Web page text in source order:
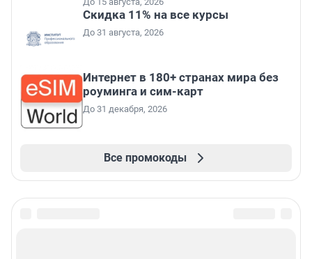
Скидка 11% на все курсы
До 31 августа, 2026
Интернет в 180+ странах мира без
роуминга и сим-карт
До 31 декабря, 2026
Все промокоды